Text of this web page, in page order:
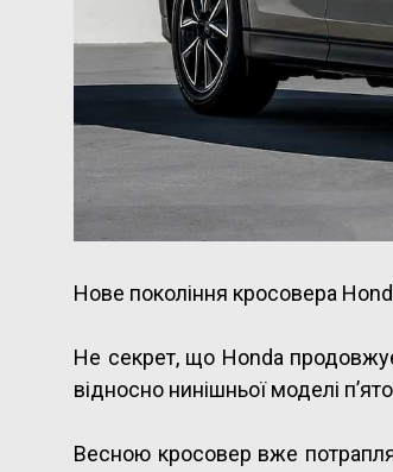
Нове покоління кросовера
Не секрет, що Honda
відносно нинішньої моделі
Весною кросовер вже